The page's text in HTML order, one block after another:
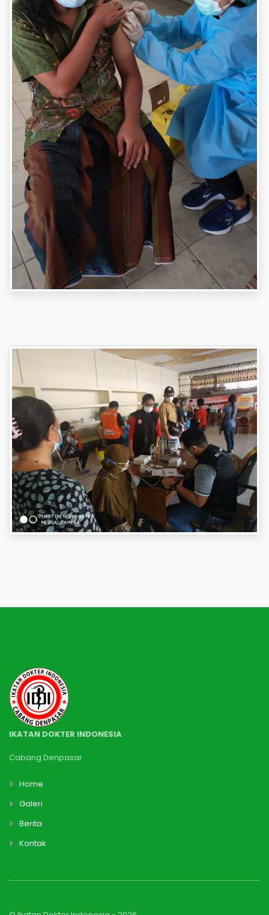
IKATAN DOKTER INDONESIA
Cabang Denpasar
Home
Galeri
Berita
Kontak